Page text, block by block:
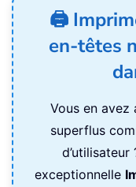
🖨️
en-têtes
Vous en avez
superflus
exceptionnelle